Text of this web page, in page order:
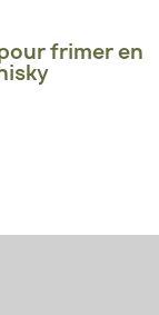
frimer en